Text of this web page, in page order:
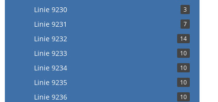
Linie 9230 3
Linie 9231 7
Linie 9232 14
Linie 9233 10
Linie 9234 10
Linie 9235 10
Linie 9236 10